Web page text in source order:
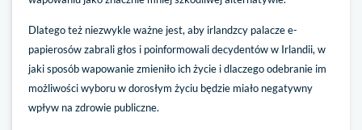
Dlatego też niezwykle ważne jest, aby irlandzcy palacze e-
papierosów zabrali głos i poinformowali decydentów w Irlandii, w
jaki sposób wapowanie zmieniło ich życie i dlaczego odebranie im
możliwości wyboru w dorosłym życiu będzie miało negatywny
wpływ na zdrowie publiczne.